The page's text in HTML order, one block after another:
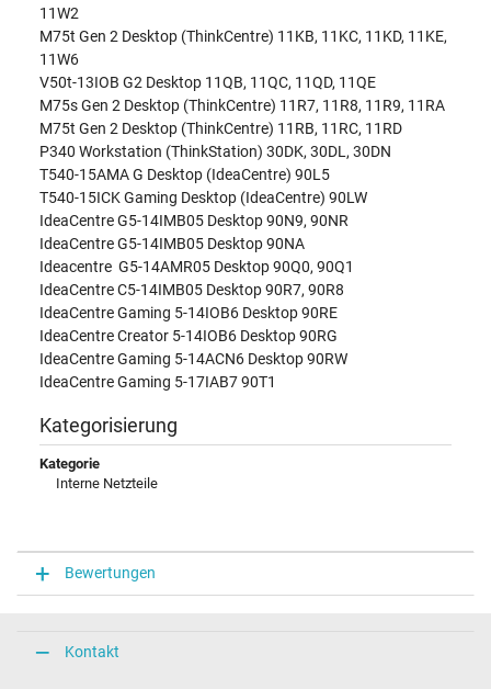
11W2
M75t Gen 2 Desktop (ThinkCentre) 11KB, 11KC, 11KD, 11KE,
11W6
V50t-13IOB G2 Desktop 11QB, 11QC, 11QD, 11QE
M75s Gen 2 Desktop (ThinkCentre) 11R7, 11R8, 11R9, 11RA
M75t Gen 2 Desktop (ThinkCentre) 11RB, 11RC, 11RD
P340 Workstation (ThinkStation) 30DK, 30DL, 30DN
T540-15AMA G Desktop (IdeaCentre) 90L5
T540-15ICK Gaming Desktop (IdeaCentre) 90LW
IdeaCentre G5-14IMB05 Desktop 90N9, 90NR
IdeaCentre G5-14IMB05 Desktop 90NA
Ideacentre G5-14AMR05 Desktop 90Q0, 90Q1
IdeaCentre C5-14IMB05 Desktop 90R7, 90R8
IdeaCentre Gaming 5-14IOB6 Desktop 90RE
IdeaCentre Creator 5-14IOB6 Desktop 90RG
IdeaCentre Gaming 5-14ACN6 Desktop 90RW
IdeaCentre Gaming 5-17IAB7 90T1
Kategorisierung
Kategorie
Interne Netzteile
Bewertungen
Kontakt